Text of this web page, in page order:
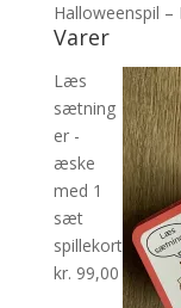
Halloweenspil
Varer
Læs
sætning
er -
æske
med 1
sæt
spillekort
kr. 99,00